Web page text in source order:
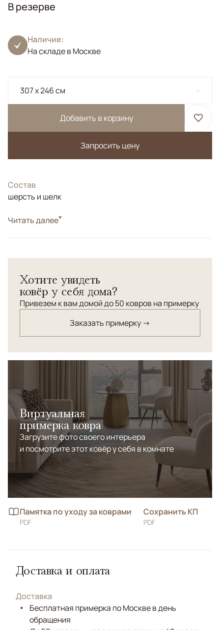
В резерве
Наличие:
На складе в Москве
307 x 246 см
Добавить в корзину
Запросить цену
Состав
шерсть и шелк
СтильДизайнерские
неоднородного окраса. Соткан по заказу в Варанаси из
Читать далее
Хотите увидеть
ковёр у себя дома?
Привезем к вам домой до 50 ковров на примерку
Заказать примерку →
Виртуальная
примерка ковра
Загрузите фото своего интерьера
и посмотрите этот ковёр у себя в комнате
Памятка по уходу за коврами
PDF
Сохранить КП
PDF
Доставка и оплата
Доставка
Бесплатная примерка по Москве в день
обращения